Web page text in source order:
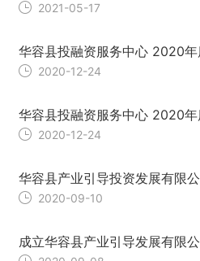
2021-05-17
华容县投融资服务中心 2020
2020-12-24
华容县投融资服务中心 2020
2020-12-24
华容县产业引导投资发展有限
2020-09-10
成立华容县产业引导发展有限